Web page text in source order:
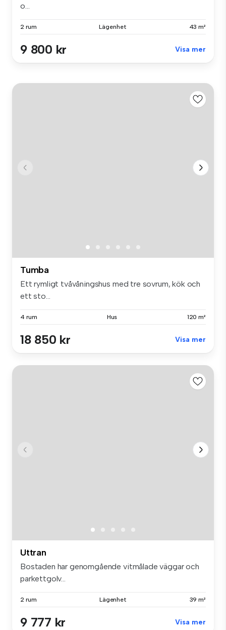
o...
2 rum Lägenhet 43 m²
9 800 kr Visa mer
Tumba
Ett rymligt tvåvåningshus med tre sovrum, kök och
ett sto...
4 rum Hus 120 m²
18 850 kr Visa mer
Uttran
Bostaden har genomgående vitmålade väggar och
parkettgolv...
2 rum Lägenhet 39 m²
9 777 kr Visa mer